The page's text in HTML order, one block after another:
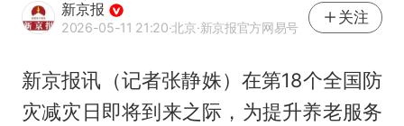
新京报
2026-05-11 21:20·北京·新京报官方网易号
关注
新京报讯（记者张静姝）在第18个全国防
灾减灾日即将到来之际，为提升养老服务